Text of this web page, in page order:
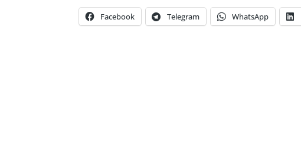
Facebook Telegram WhatsApp